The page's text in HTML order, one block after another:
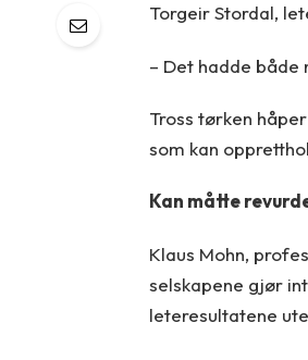
Torgeir Stordal,
– Det hadde både
Tross tørken
som kan
Kan måtte
Klaus Mohn,
selskapene gjør
leteresultatene